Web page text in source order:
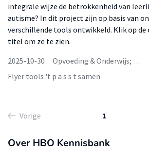
integrale wijze de betrokkenheid van
autisme? In dit project zijn op basis van
verschillende tools ontwikkeld. Klik op
titel om ze te zien.
2025-10-30
Opvoeding & Onderwijs; …
Flyer tools 't p a s s t samen
Vorige 1
Over HBO Kennisbank